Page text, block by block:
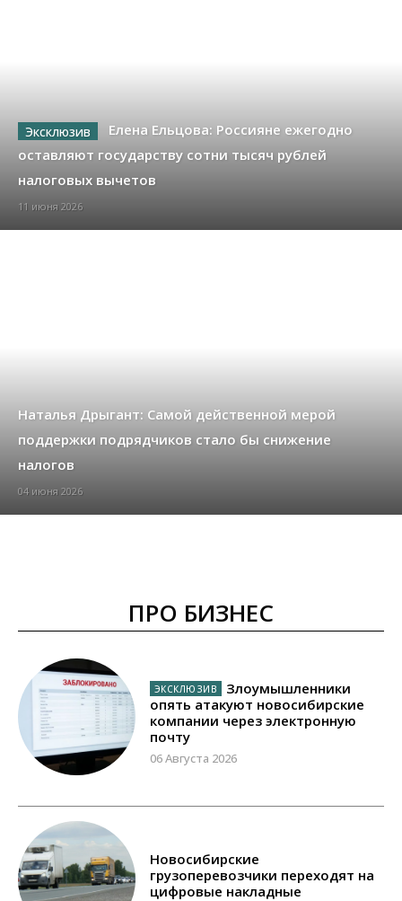
Елена Ельцова: Россияне ежегодно
оставляют государству сотни тысяч рублей
налоговых вычетов
11 июня 2026
Наталья Дрыгант: Самой действенной мерой
поддержки подрядчиков стало бы снижение
налогов
04 июня 2026
ПРО БИЗНЕС
Злоумышленники
опять атакуют новосибирские
компании через электронную
почту
06 Августа 2026
Новосибирские
грузоперевозчики переходят на
цифровые накладные